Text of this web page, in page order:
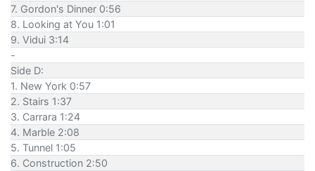
7. Gordon's Dinner 0:56
8. Looking at You 1:01
9. Vidui 3:14
-
Side D:
1. New York 0:57
2. Stairs 1:37
3. Carrara 1:24
4. Marble 2:08
5. Tunnel 1:05
6. Construction 2:50